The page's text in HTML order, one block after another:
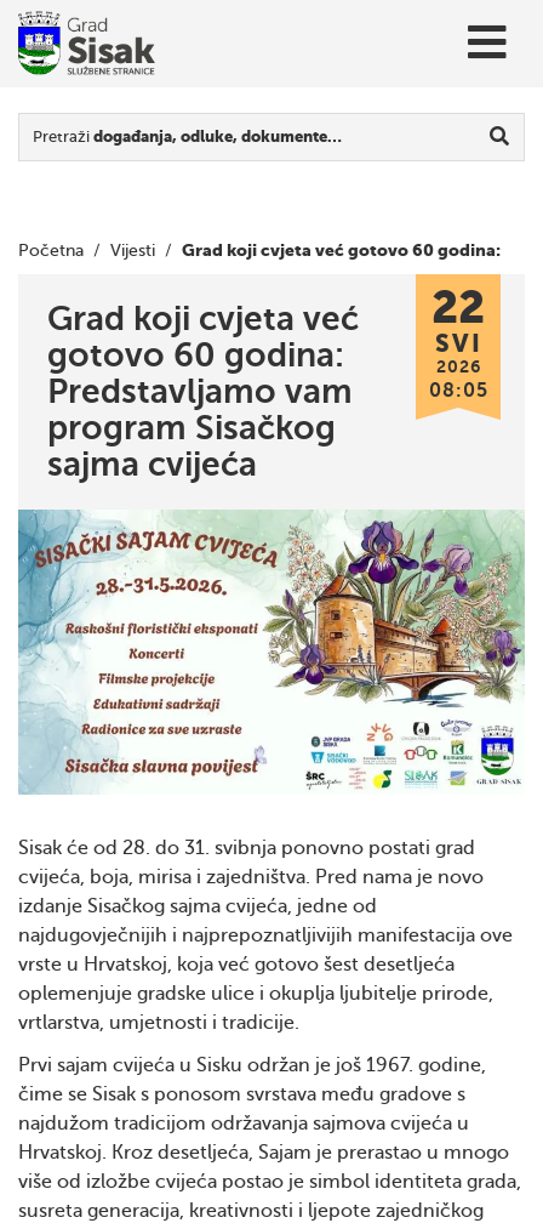
Pretraži događanja, odluke, dokumente…
Početna / Vijesti / Grad koji cvjeta već gotovo 60 godina:
Predstavljamo vam program Sisačkog sajma cvijeća
Grad koji cvjeta već
gotovo 60 godina:
Predstavljamo vam
program Sisačkog
sajma cvijeća
22
SVI
2026
08:05
Sisak će od 28. do 31. svibnja ponovno postati grad
cvijeća, boja, mirisa i zajedništva. Pred nama je novo
izdanje Sisačkog sajma cvijeća, jedne od
najdugovječnijih i najprepoznatljivijih manifestacija ove
vrste u Hrvatskoj, koja već gotovo šest desetljeća
oplemenjuje gradske ulice i okuplja ljubitelje prirode,
vrtlarstva, umjetnosti i tradicije.
Prvi sajam cvijeća u Sisku održan je još 1967. godine,
čime se Sisak s ponosom svrstava među gradove s
najdužom tradicijom održavanja sajmova cvijeća u
Hrvatskoj. Kroz desetljeća, Sajam je prerastao u mnogo
više od izložbe cvijeća postao je simbol identiteta grada,
susreta generacija, kreativnosti i ljepote zajedničkog